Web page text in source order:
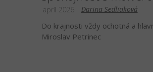
Darina Sedliaková
apríl 2026
Do krajnosti vždy ochotná a
Miroslav Petrinec